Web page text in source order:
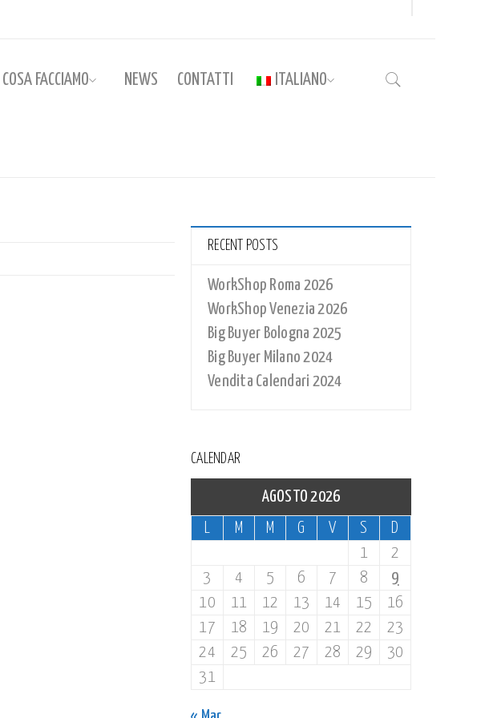
COSA FACCIAMO NEWS CONTATTI ITALIANO
RECENT POSTS
WorkShop Roma 2026
WorkShop Venezia 2026
Big Buyer Bologna 2025
Big Buyer Milano 2024
Vendita Calendari 2024
CALENDAR
AGOSTO 2026
L
M M G V S
D
1
2
3
4 5 6 7 8
9
10
11 12 13 14 15
16
17
18 19 20 21 22
23
24
25 26 27 28 29
30
31